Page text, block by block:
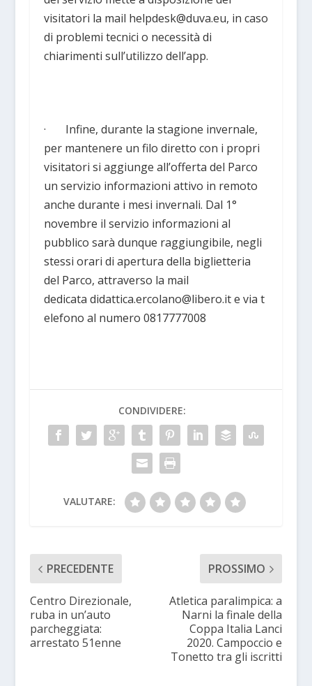
visitatori la mail helpdesk@duva.eu, in caso
di problemi tecnici o necessità di
chiarimenti sull’utilizzo dell’app.
· Infine, durante la stagione invernale,
per mantenere un filo diretto con i propri
visitatori si aggiunge all’offerta del Parco
un servizio informazioni attivo in remoto
anche durante i mesi invernali. Dal 1°
novembre il servizio informazioni al
pubblico sarà dunque raggiungibile, negli
stessi orari di apertura della biglietteria
del Parco, attraverso la mail
dedicata didattica.ercolano@libero.it e via t
elefono al numero 0817777008
CONDIVIDERE:
VALUTARE:
PRECEDENTE
Centro Direzionale,
ruba in un’auto
parcheggiata:
arrestato 51enne
PROSSIMO
Atletica paralimpica: a
Narni la finale della
Coppa Italia Lanci
2020. Campoccio e
Tonetto tra gli iscritti